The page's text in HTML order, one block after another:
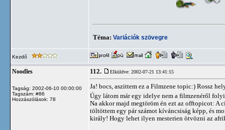
Téma: Variációk szövegre
Kezdő
Noodles
Tagság: 2002-06-10 00:00:00
Tagszám: #86
Hozzászólások: 78
112. Elküldve: 2002-07-21 13:41:15
Ja! bocs, aszittem ez a Filmzene topic:) Rossz
Úgy látom már egy idelye nem a filmzenéről
Na akkor majd megtöröm én ezt az offtopicot: A
töltöttem egy pár számot kíváncsiság képp, és
király! Hogy lehet ilyen mesterien ötvözni az